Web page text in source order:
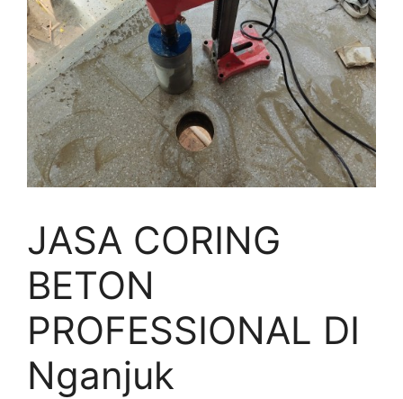
JASA CORING
BETON
PROFESSIONAL DI
Nganjuk